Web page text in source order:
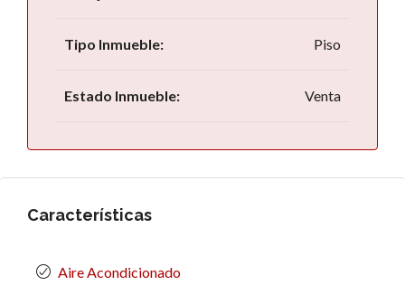
Tipo Inmueble: Piso
Estado Inmueble: Venta
Características
Aire Acondicionado